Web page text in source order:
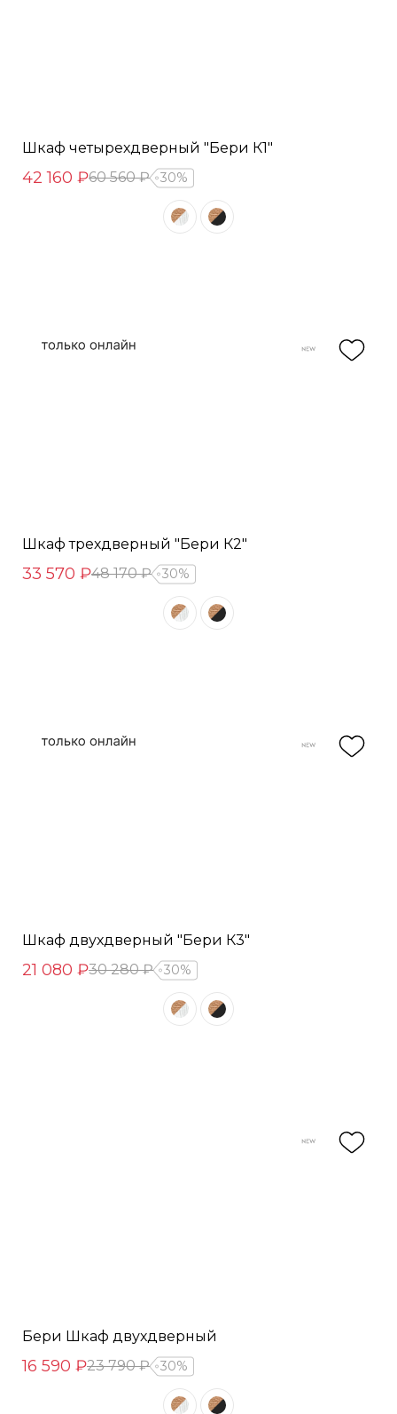
Шкаф четырехдверный "Бери К1"
42 160 ₽60 560 ₽ 30%
Шкаф трехдверный "Бери К2"
33 570 ₽48 170 ₽ 30%
Шкаф двухдверный "Бери К3"
21 080 ₽30 280 ₽ 30%
Бери Шкаф двухдверный
16 590 ₽23 790 ₽ 30%